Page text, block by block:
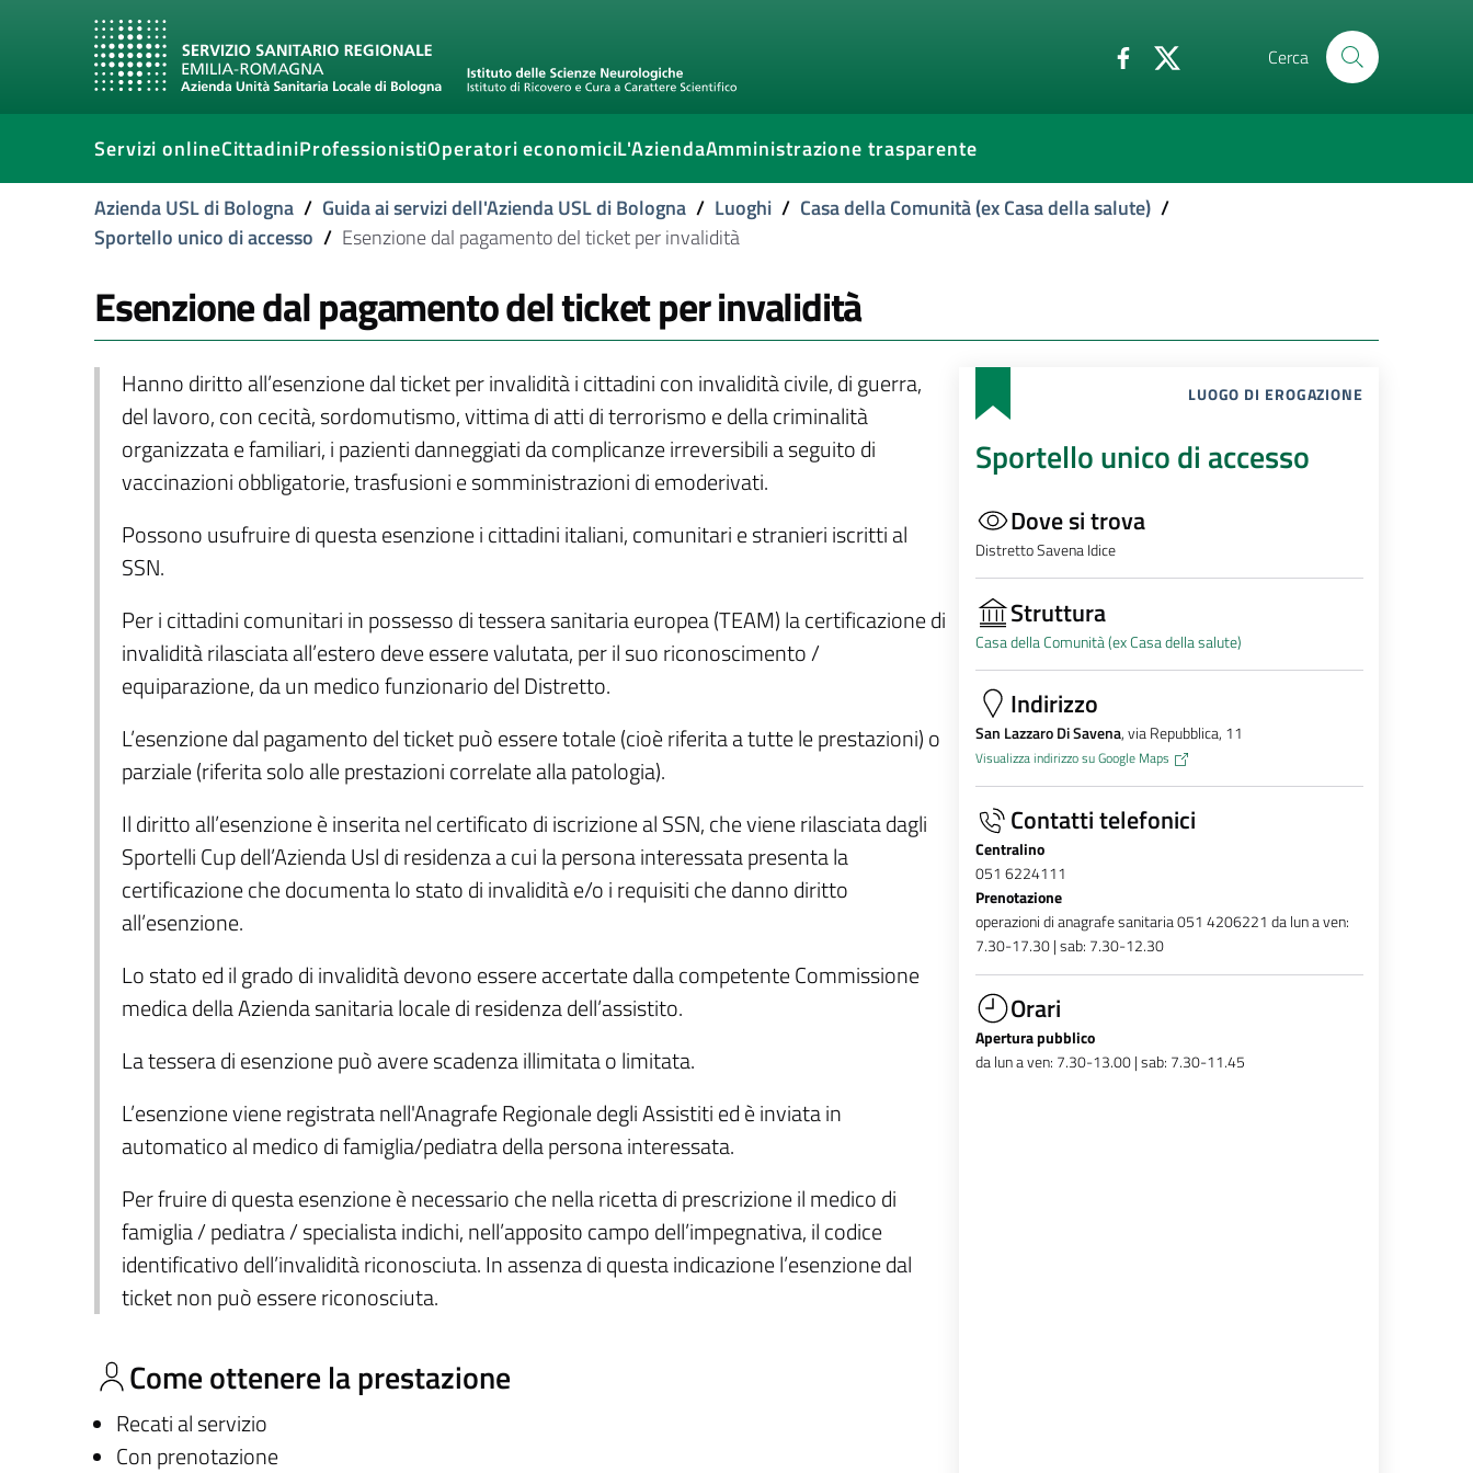
Cerca
Servizi onlineCittadiniProfessionistiOperatori economiciL'AziendaAmministrazione trasparente
Azienda USL di Bologna / Guida ai servizi dell'Azienda USL di Bologna / Luoghi / Casa della Comunità (ex Casa della salute) /
Sportello unico di accesso / Esenzione dal pagamento del ticket per invalidità
Esenzione dal pagamento del ticket per invalidità
Hanno diritto all’esenzione dal ticket per invalidità i cittadini con invalidità civile, di guerra,
del lavoro, con cecità, sordomutismo, vittima di atti di terrorismo e della criminalità
organizzata e familiari, i pazienti danneggiati da complicanze irreversibili a seguito di
vaccinazioni obbligatorie, trasfusioni e somministrazioni di emoderivati.
Possono usufruire di questa esenzione i cittadini italiani, comunitari e stranieri iscritti al
SSN.
Per i cittadini comunitari in possesso di tessera sanitaria europea (TEAM) la certificazione di
invalidità rilasciata all’estero deve essere valutata, per il suo riconoscimento /
equiparazione, da un medico funzionario del Distretto.
L’esenzione dal pagamento del ticket può essere totale (cioè riferita a tutte le prestazioni) o
parziale (riferita solo alle prestazioni correlate alla patologia).
Il diritto all’esenzione è inserita nel certificato di iscrizione al SSN, che viene rilasciata dagli
Sportelli Cup dell’Azienda Usl di residenza a cui la persona interessata presenta la
certificazione che documenta lo stato di invalidità e/o i requisiti che danno diritto
all’esenzione.
Lo stato ed il grado di invalidità devono essere accertate dalla competente Commissione
medica della Azienda sanitaria locale di residenza dell’assistito.
La tessera di esenzione può avere scadenza illimitata o limitata.
L’esenzione viene registrata nell'Anagrafe Regionale degli Assistiti ed è inviata in
automatico al medico di famiglia/pediatra della persona interessata.
Per fruire di questa esenzione è necessario che nella ricetta di prescrizione il medico di
famiglia / pediatra / specialista indichi, nell’apposito campo dell’impegnativa, il codice
identificativo dell’invalidità riconosciuta. In assenza di questa indicazione l’esenzione dal
ticket non può essere riconosciuta.
Come ottenere la prestazione
Recati al servizio
Con prenotazione
LUOGO DI EROGAZIONE
Sportello unico di accesso
Dove si trova
Distretto Savena Idice
Struttura
Casa della Comunità (ex Casa della salute)
Indirizzo
San Lazzaro Di Savena, via Repubblica, 11
Visualizza indirizzo su Google Maps
Contatti telefonici
Centralino
051 6224111
Prenotazione
operazioni di anagrafe sanitaria 051 4206221 da lun a ven:
7.30-17.30 | sab: 7.30-12.30
Orari
Apertura pubblico
da lun a ven: 7.30-13.00 | sab: 7.30-11.45